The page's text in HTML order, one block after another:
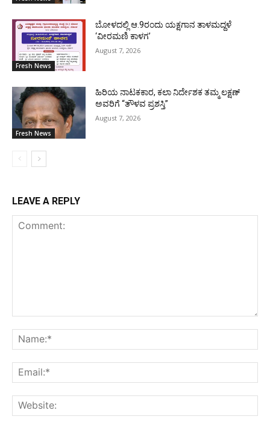
Fresh News
ಬೋಳದಲ್ಲಿ ಆ.9ರಂದು ಯಕ್ಷಗಾನ ತಾಳಮದ್ದಳೆ
‘ವೀರಮಣಿ ಕಾಳಗ’
August 7, 2026
Fresh News
ಹಿರಿಯ ನಾಟಕಕಾರ, ಕಲಾ ನಿರ್ದೇಶಕ ತಮ್ಮ ಲಕ್ಷಣ್
ಅವರಿಗೆ “ತೌಳವ ಪ್ರಶಸ್ತಿ”
August 7, 2026
LEAVE A REPLY